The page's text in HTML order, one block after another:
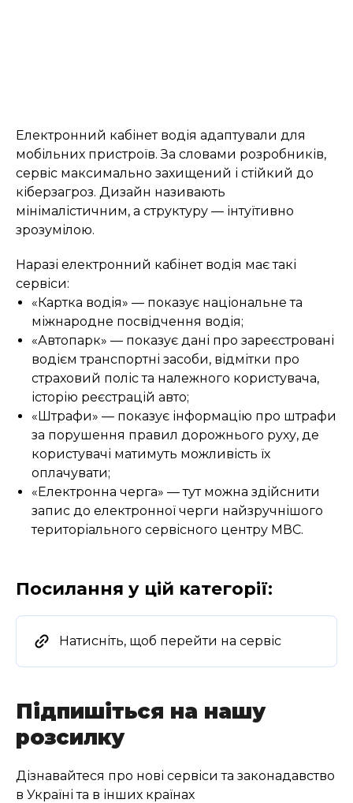
Електронний кабінет водія адаптували для
мобільних пристроїв. За словами розробників,
сервіс максимально захищений і стійкий до
кіберзагроз. Дизайн називають
мінімалістичним, а структуру — інтуїтивно
зрозумілою.
Наразі електронний кабінет водія має такі
сервіси:
«Картка водія» — показує національне та
міжнародне посвідчення водія;
«Автопарк» — показує дані про зареєстровані
водієм транспортні засоби, відмітки про
страховий поліс та належного користувача,
історію реєстрацій авто;
«Штрафи» — показує інформацію про штрафи
за порушення правил дорожнього руху, де
користувачі матимуть можливість їх
оплачувати;
«Електронна черга» — тут можна здійснити
запис до електронної черги найзручнішого
територіального сервісного центру МВС.
Посилання у цій категорії:
Натисніть, щоб перейти на сервіс
Підпишіться на нашу
розсилку
Дізнавайтеся про нові сервіси та законадавство
в Україні та в інших країнах